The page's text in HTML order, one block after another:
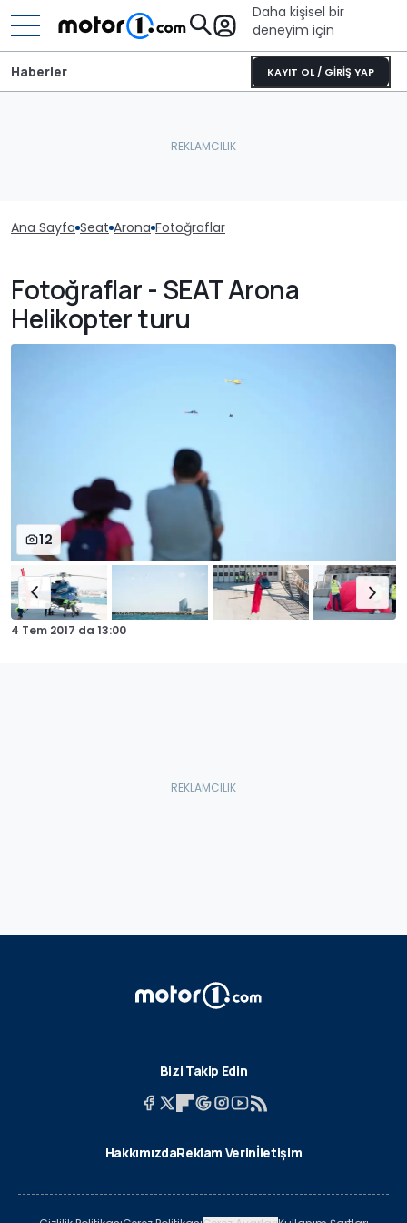
Daha kişisel bir
deneyim için
KAYIT OL / GİRİŞ YAP
Haberler
Ana Sayfa Seat Arona Fotoğraflar
Fotoğraflar - SEAT Arona
Helikopter turu
12
4 Tem 2017 da 13:00
Bizi Takip Edin
HakkımızdaReklam Verinİletişim